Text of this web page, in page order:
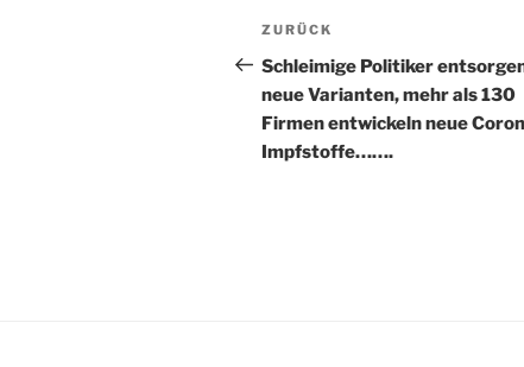
Beitragsnavigation
Vorheriger
Beitrag
ZURÜCK
Schleimige Politiker
neue Varianten, mehr als 130
Firmen entwickeln neue
Impfstoffe…….